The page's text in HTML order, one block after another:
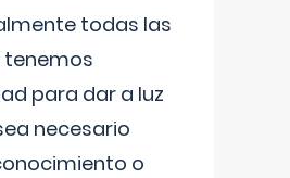
todas las
tenemos
para dar a luz
necesario
o